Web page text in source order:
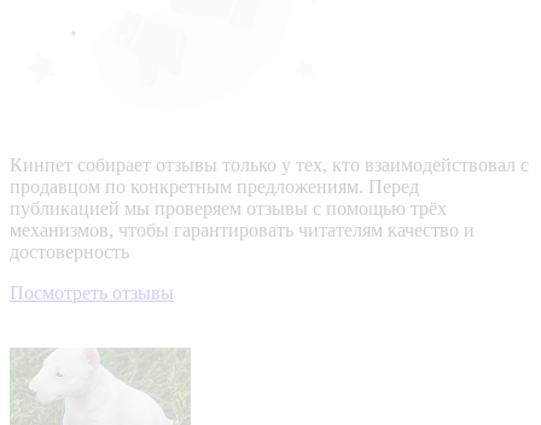
Кинпет собирает отзывы только у тех, кто взаимодействовал с
продавцом по конкретным предложениям. Перед
публикацией мы проверяем отзывы с помощью трёх
механизмов, чтобы гарантировать читателям качество и
достоверность
Посмотреть отзывы